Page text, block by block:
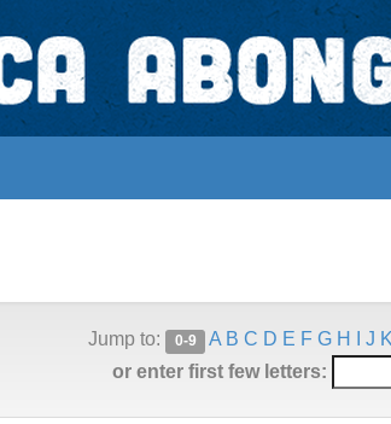
Jump to: 0-9 A B C D E F G H J K
or enter first few letters: